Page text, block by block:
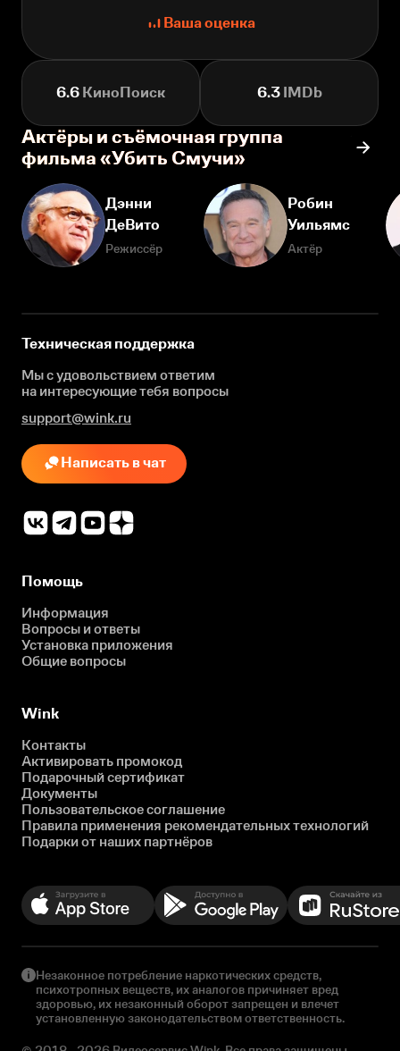
Ваша оценка
6.6 КиноПоиск 6.3IMDb
Актёры и съёмочная группа
фильма «Убить Смучи»
Дэнни
ДеВито
Режиссёр
Робин
Уильямс
Актёр
Техническая поддержка
Мы с удовольствием ответим
на интересующиетебя вопросы
support@wink.ru
Написать в чат
Помощь
Информация
Вопросы и ответы
Установка приложения
Общие вопросы
Wink
Контакты
Активировать промокод
Подарочный сертификат
Документы
Пользовательское соглашение
Правила применения рекомендательных технологий
Подарки от наших партнёров
Незаконное потребление наркотических средств,
психотропных веществ, их аналогов причиняет вред
здоровью, их незаконный оборот запрещен и влечет
установленную законодательством ответственность.